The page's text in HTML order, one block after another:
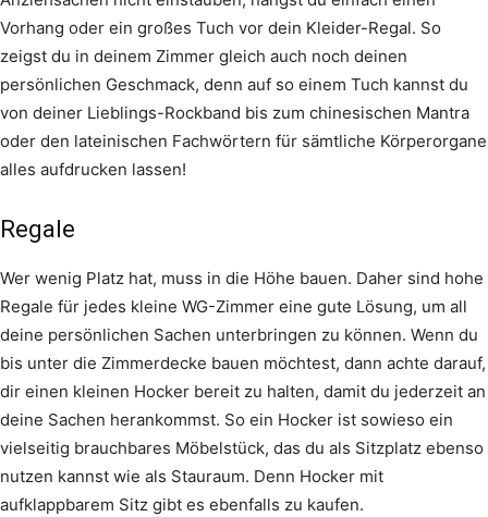
Vorhang oder ein großes Tuch vor dein Kleider-Regal. So
zeigst du in deinem Zimmer gleich auch noch deinen
persönlichen Geschmack, denn auf so einem Tuch kannst du
von deiner Lieblings-Rockband bis zum chinesischen Mantra
oder den lateinischen Fachwörtern für sämtliche Körperorgane
alles aufdrucken lassen!
Regale
Wer wenig Platz hat, muss in die Höhe bauen. Daher sind hohe
Regale für jedes kleine WG-Zimmer eine gute Lösung, um all
deine persönlichen Sachen unterbringen zu können. Wenn du
bis unter die Zimmerdecke bauen möchtest, dann achte darauf,
dir einen kleinen Hocker bereit zu halten, damit du jederzeit an
deine Sachen herankommst. So ein Hocker ist sowieso ein
vielseitig brauchbares Möbelstück, das du als Sitzplatz ebenso
nutzen kannst wie als Stauraum. Denn Hocker mit
aufklappbarem Sitz gibt es ebenfalls zu kaufen.